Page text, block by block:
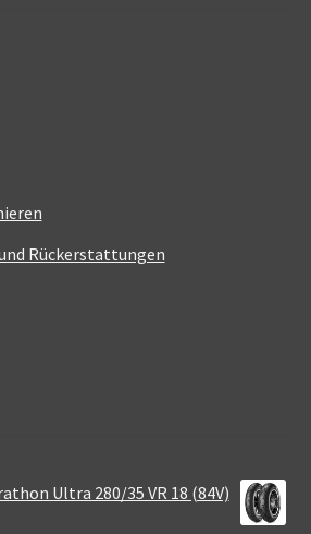
Rückerstattungen
Ultra 280/35 VR 18 (84V)